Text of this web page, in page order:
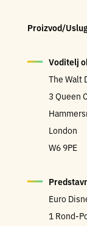
Proizvod/
Voditelj
The Walt
3 Queen
London
W6 9PE
Euro
1 Rond-